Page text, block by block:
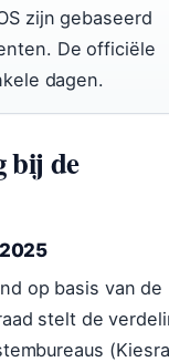
zijn gebaseerd
De officiële
dagen.
bij de
op basis van de
stelt de